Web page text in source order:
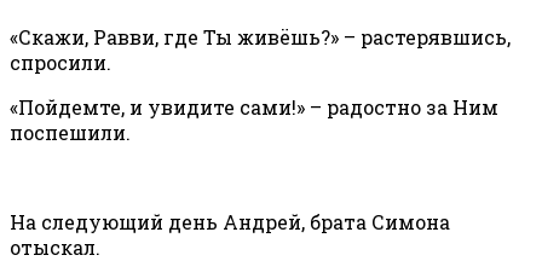
«Скажи, Равви, где Ты живёшь?» – растерявшись,
спросили.
«Пойдемте, и увидите сами!» – радостно за Ним
поспешили.
На следующий день Андрей, брата Симона
отыскал.